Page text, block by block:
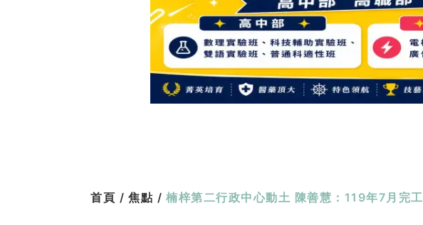
首頁 / 焦點 / 楠梓第二行政中心動土 陳善慧：119年7月完工